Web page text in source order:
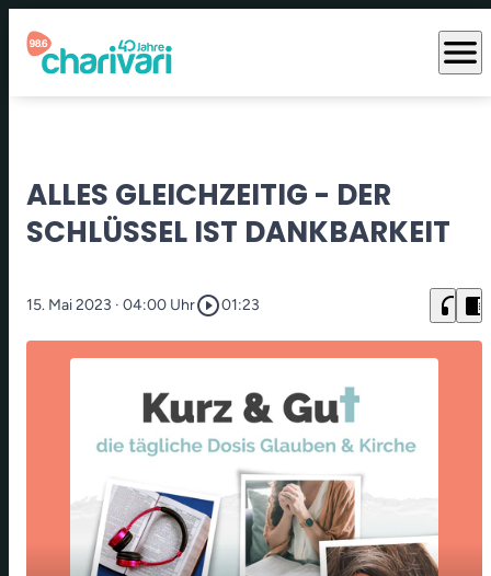
menu
ALLES GLEICHZEITIG - DER
SCHLÜSSEL IST DANKBARKEIT
15. Mai 2023 · 04:00 Uhrplay_circle_outline01:23 headphones chrome_reader_mode